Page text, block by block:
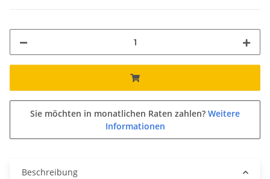
Sie möchten in monatlichen Raten zahlen? Weitere
Informationen
Beschreibung